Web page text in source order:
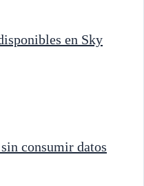
en Sky
consumir datos